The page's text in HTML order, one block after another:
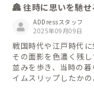
🏯 往時に思いを馳
ADDressスタッフ
2025年09月09日
戦国時代や江戸時代
その面影を色濃く残
並みを歩き、当時の
イムスリップしたか